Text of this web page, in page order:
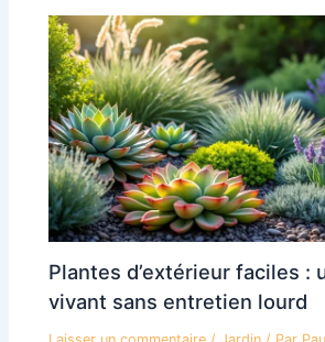
Plantes d’extérieur faciles :
vivant sans entretien lourd